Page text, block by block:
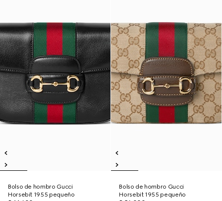
Bolso de hombro Gucci
Horsebit 1955 pequeño
Bolso de hombro Gucci
Horsebit 1955 pequeño